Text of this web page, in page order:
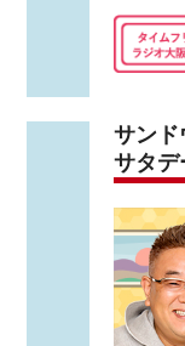
サン
サタデ